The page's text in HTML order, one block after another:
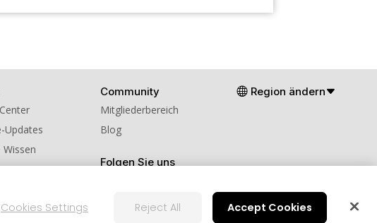
Updates
Community
Mitgliederbereich
Blog
Folgen Sie uns
Region ändern
Cookies Settings Reject All Accept Cookies